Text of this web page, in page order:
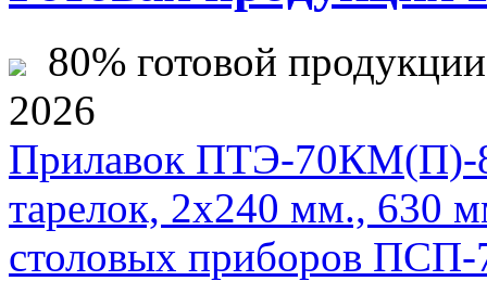
80% готовой
2026
Прилавок ПТЭ-70КМ(П)-
тарелок, 2х240 мм., 630
столовых приборов